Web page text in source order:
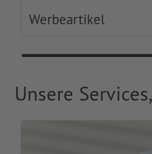
Werbeartikel
Unsere